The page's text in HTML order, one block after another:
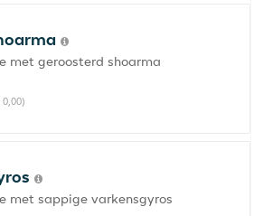
met geroosterd shoarma
met sappige varkensgyros